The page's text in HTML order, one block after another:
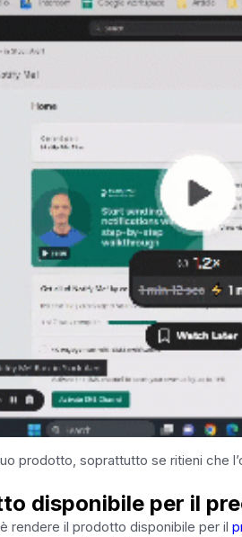
prodotto, soprattutto se ritieni che
disponibile per il
rendere il prodotto disponibile per il